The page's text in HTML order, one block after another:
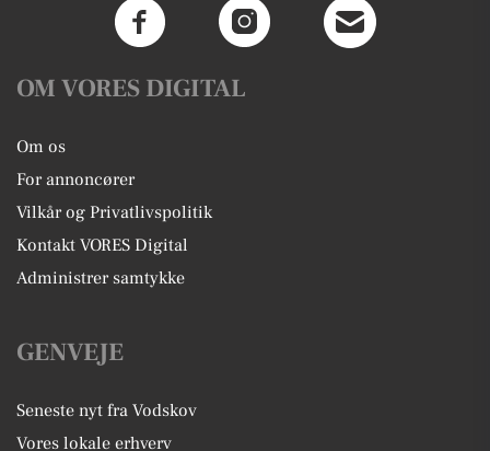
OM VORES DIGITAL
Om os
For annoncører
Vilkår og Privatlivspolitik
Kontakt VORES Digital
Administrer samtykke
GENVEJE
Seneste nyt fra Vodskov
Vores lokale erhverv